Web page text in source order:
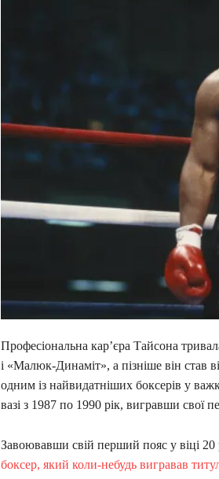
Професіональна кар’єра Тайсона
і «Малюк-Динаміт», а пізніше він
одним із найвидатніших боксерів у
вазі з 1987 по 1990 рік, вигравши свої
Завоювавши свій перший пояс у віці 20
боксер, який коли-небудь вигравав